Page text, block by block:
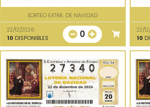
SORTEO EXTRA. DE NAVIDAD
22/12/2026
10 DISPONIBLES 0
22/
10